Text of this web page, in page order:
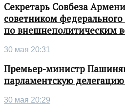
Секретарь Совбеза
советником
по внешнеполитическим
30 мая 20:31
Премьер-министр
парламентскую
30 мая 20:29